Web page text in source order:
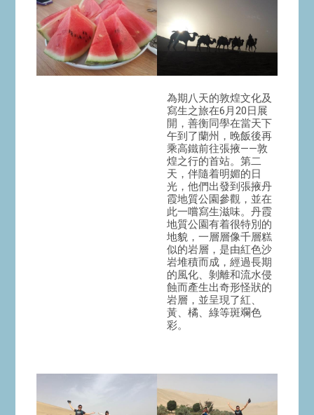
為期八天的敦煌文化及
寫生之旅在6月20日展
開，善衡同學在當天下
午到了蘭州，晚飯後再
乘高鐵前往張掖——敦
煌之行的首站。第二
天，伴隨着明媚的日
光，他們出發到張掖丹
霞地質公園參觀，並在
此一嚐寫生滋味。丹霞
地質公園有着很特別的
地貌，一層層像千層糕
似的岩層，是由紅色沙
岩堆積而成，經過長期
的風化、剝離和流水侵
蝕而產生出奇形怪狀的
岩層，並呈現了紅、
黃、橘、綠等斑斕色
彩。